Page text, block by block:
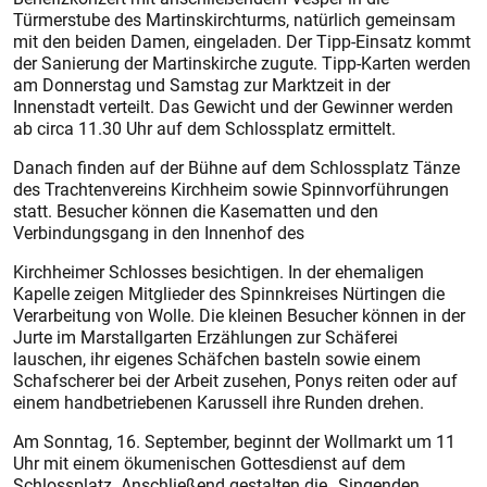
Türmerstube des Martinskirchturms, natürlich gemeinsam
mit den beiden Damen, eingeladen. Der Tipp-Einsatz kommt
der Sanierung der Martinskirche zugute. Tipp-Karten werden
am Donnerstag und Samstag zur Marktzeit in der
Innenstadt verteilt. Das Gewicht und der Gewinner werden
ab circa 11.30 Uhr auf dem Schlossplatz ermittelt.
Danach finden auf der Bühne auf dem Schlossplatz Tänze
des Trachtenvereins Kirchheim sowie Spinnvorführungen
statt. Besucher können die Kasematten und den
Verbindungsgang in den Innenhof des
Kirchheimer Schlosses besichtigen. In der ehemaligen
Kapelle zeigen Mitglieder des Spinnkreises Nürtingen die
Verarbeitung von Wolle. Die kleinen Besucher können in der
Jurte im Marstallgarten Erzählungen zur Schäferei
lauschen, ihr eigenes Schäfchen basteln sowie einem
Schafscherer bei der Arbeit zusehen, Ponys reiten oder auf
einem handbetriebenen Karussell ihre Runden drehen.
Am Sonntag, 16. September, beginnt der Wollmarkt um 11
Uhr mit einem ökumenischen Gottesdienst auf dem